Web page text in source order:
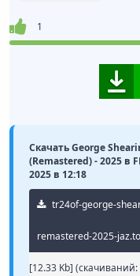
1
Скачать George
(Remastered) - 2025 в
2025 в 12:18
tr24of-george-
remastered-2025-
[12.33 Kb] (cкачиваний: